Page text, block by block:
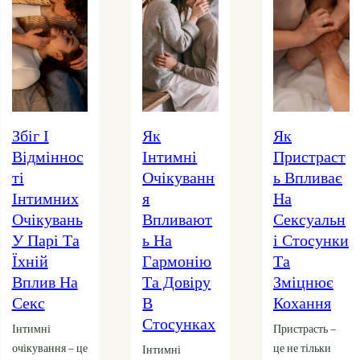
Як
Інтимні
Очікуванн
Я
Впливают
Ь На
Гармонію
Та Довіру
В
Стосунках
Інтимні
Як
Пристраст
Ь Впливає
На
Сексуальн
І Стосунки
Та
Зміцнює
Кохання
Пристрасть –
це не тільки
Пристраст
Ь Та Її
Значення
Для
Сексуальн
Ої
Близькості
Й
Емоційної
Гармонії
Пристрасть –